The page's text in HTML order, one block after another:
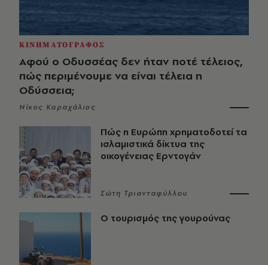
ΚΙΝΗΜΑΤΟΓΡΑΦΟΣ
Αφού ο Οδυσσέας δεν ήταν ποτέ τέλειος,
πώς περιμένουμε να είναι τέλεια η
Οδύσσεια;
Νίκος Καραχάλιος
Πώς η Ευρώπη χρηματοδοτεί τα
ισλαμιστικά δίκτυα της
οικογένειας Ερντογάν
Σώτη Τριανταφύλλου
Ο τουρισμός της γουρούνας